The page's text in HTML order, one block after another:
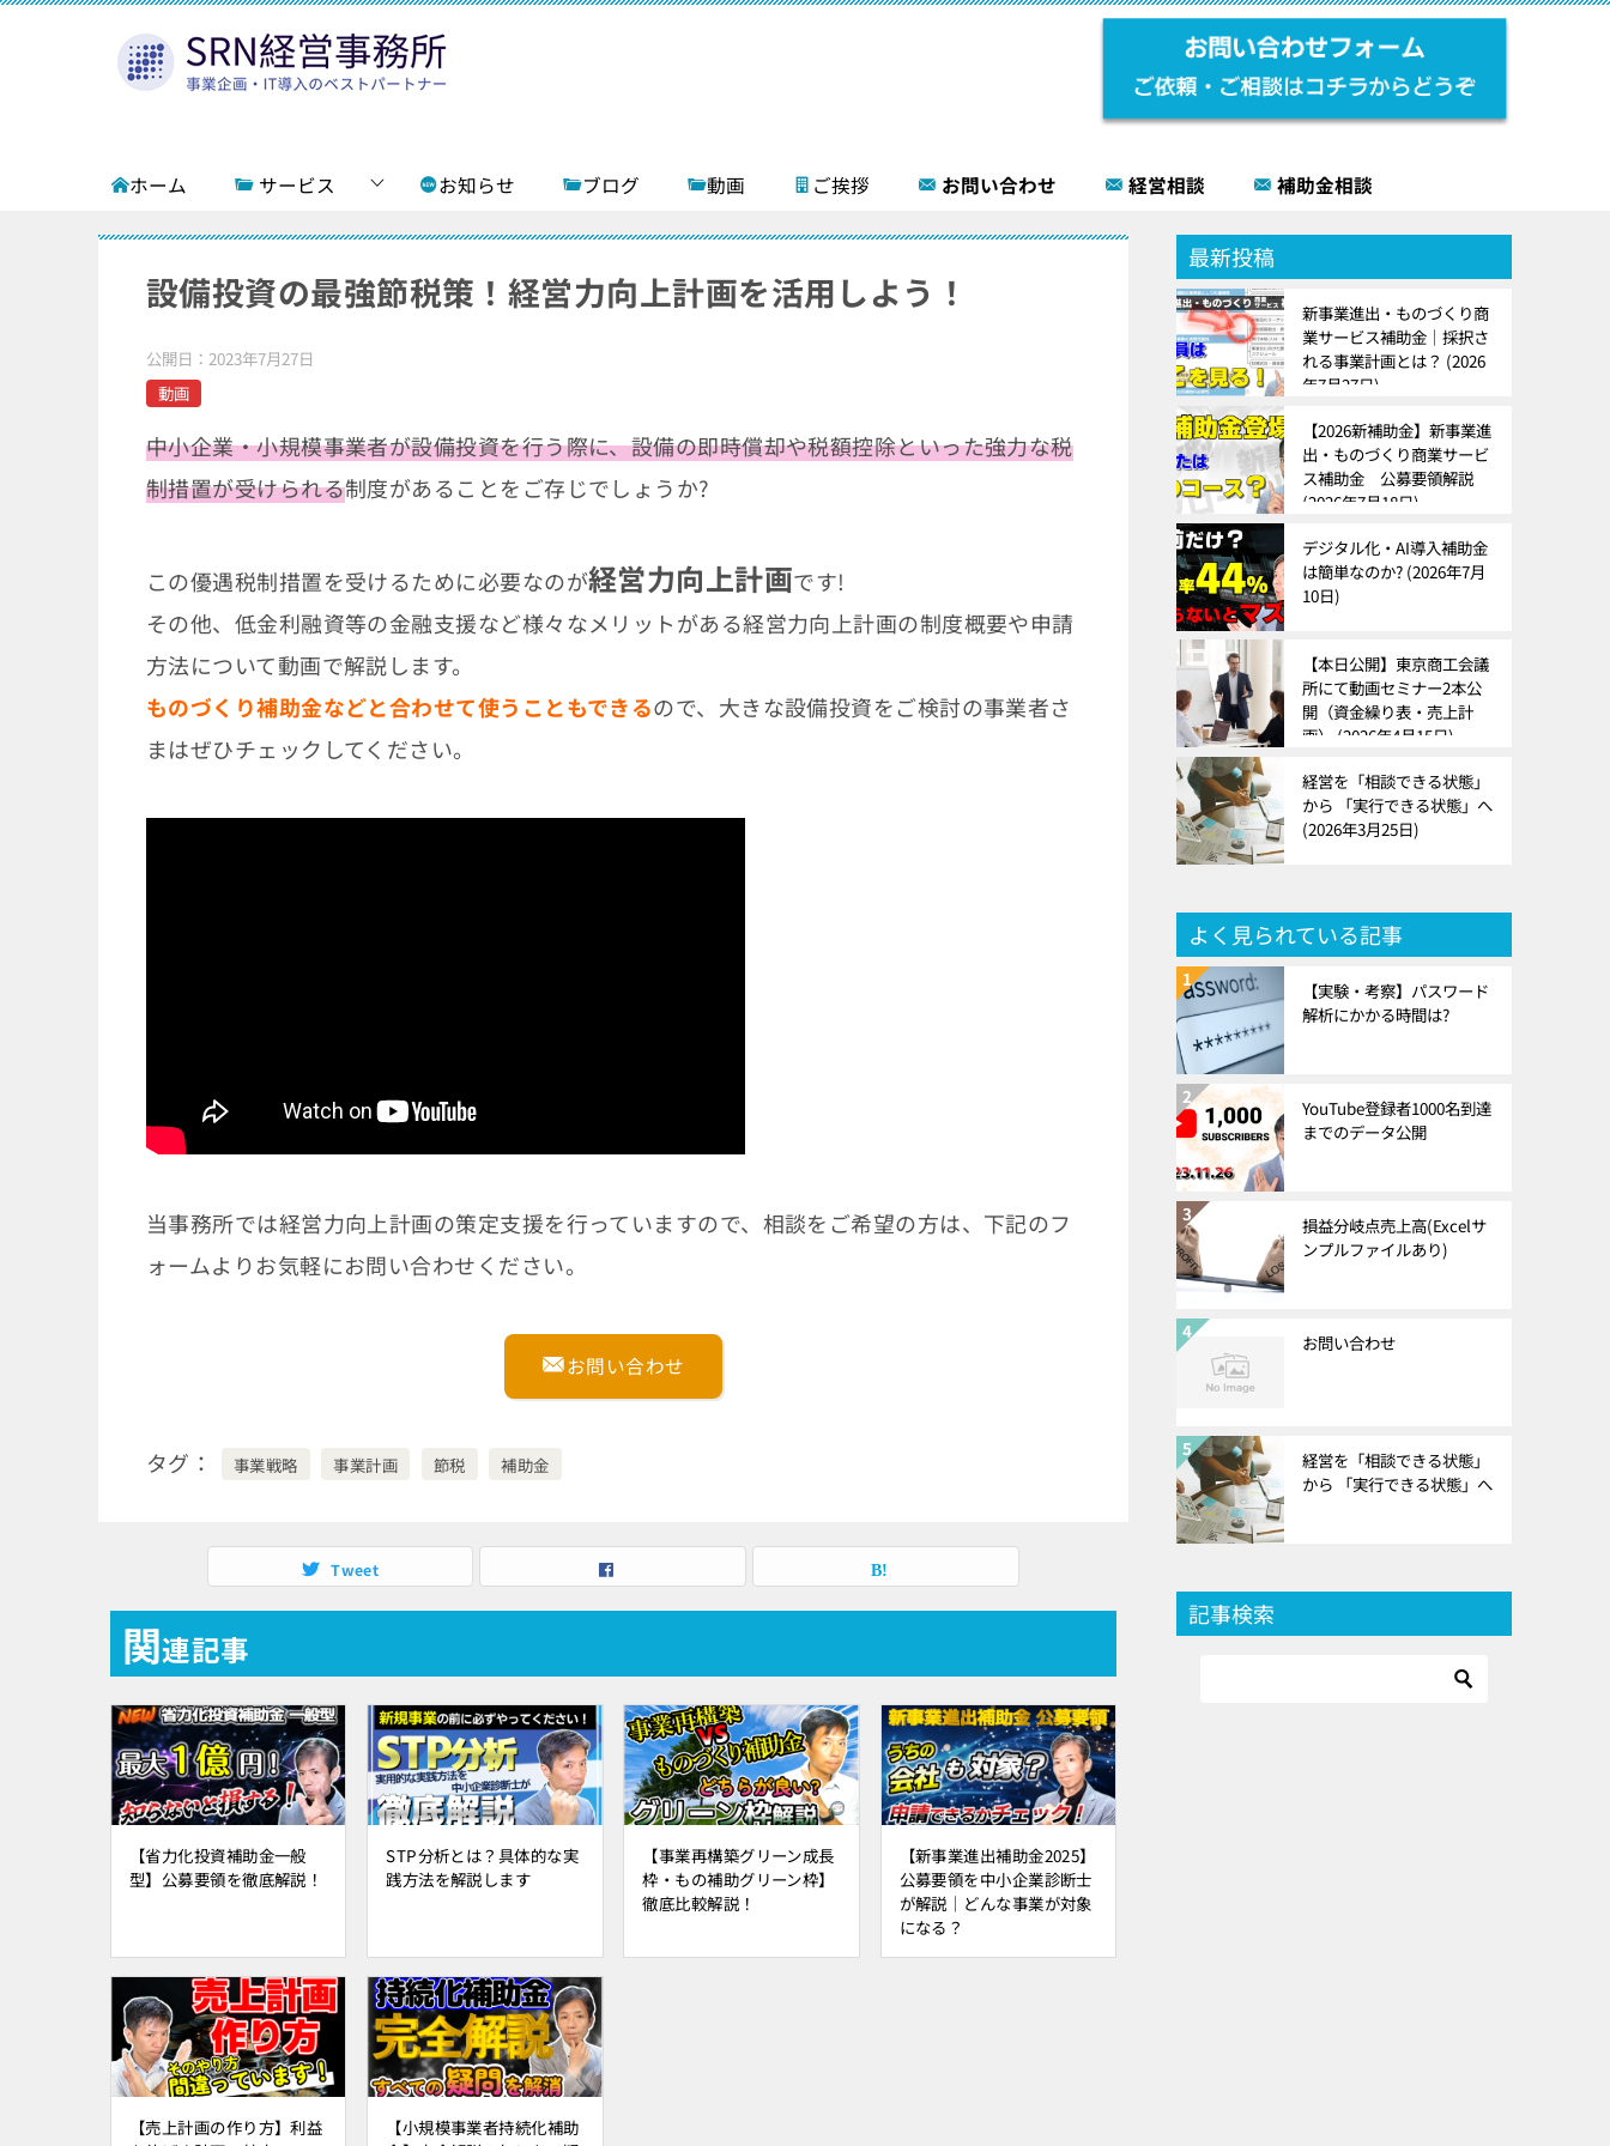
ホーム サービス お知らせ ブログ 動画 ご挨拶 お問い合わせ 経営相談 補助金相談
設備投資の最強節税策！経営力向上計画を活用しよう！
公開日： 2023年7月27日
動画
中小企業・小規模事業者が設備投資を行う際に、設備の即時償却や税額控除といった強力な税
制措置が受けられる制度があることをご存じでしょうか?
この優遇税制措置を受けるために必要なのが経営力向上計画です!
その他、低金利融資等の金融支援など様々なメリットがある経営力向上計画の制度概要や申請
方法について動画で解説します。
ものづくり補助金などと合わせて使うこともできるので、大きな設備投資をご検討の事業者さ
まはぜひチェックしてください。
当事務所では経営力向上計画の策定支援を行っていますので、相談をご希望の方は、下記のフ
ォームよりお気軽にお問い合わせください。
お問い合わせ
タグ 事業戦略 事業計画 節税 補助金
Tweet
関連記事
【省力化投資補助金一般
型】公募要領を徹底解説！
STP分析とは？具体的な実
践方法を解説します
【事業再構築グリーン成長
枠・もの補助グリーン枠】
徹底比較解説！
【新事業進出補助金2025】
公募要領を中小企業診断士
が解説｜どんな事業が対象
になる？
【売上計画の作り方】利益
【小規模事業者持続化補助
最新投稿
新事業進出・ものづくり商
業サービス補助金｜採択さ
れる事業計画とは？ 2026
年7月27日
【2026新補助金】新事業進
出・ものづくり商業サービ
ス補助金 公募要領解説
2026年7月18日
デジタル化・AI導入補助金
は簡単なのか? 2026年7月
10日
【本日公開】東京商工会議
所にて動画セミナー2本公
開（資金繰り表・売上計
画）
2026年4月15日
経営を「相談できる状態」
から 「実行できる状態」へ
2026年3月25日
よく見られている記事
【実験・考察】パスワード
解析にかかる時間は?
YouTube登録者1000名到達
までのデータ公開
損益分岐点売上高(Excelサ
ンプルファイルあり)
お問い合わせ
経営を「相談できる状態」
から 「実行できる状態」へ
記事検索